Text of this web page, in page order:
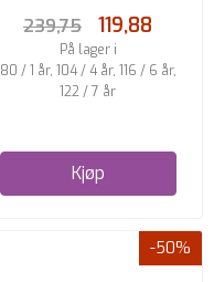
239,75 119,88
På lager i
80 / 1 år, 104 / 4 år, 116 / 6 år,
122 / 7 år
Kjøp
-50%